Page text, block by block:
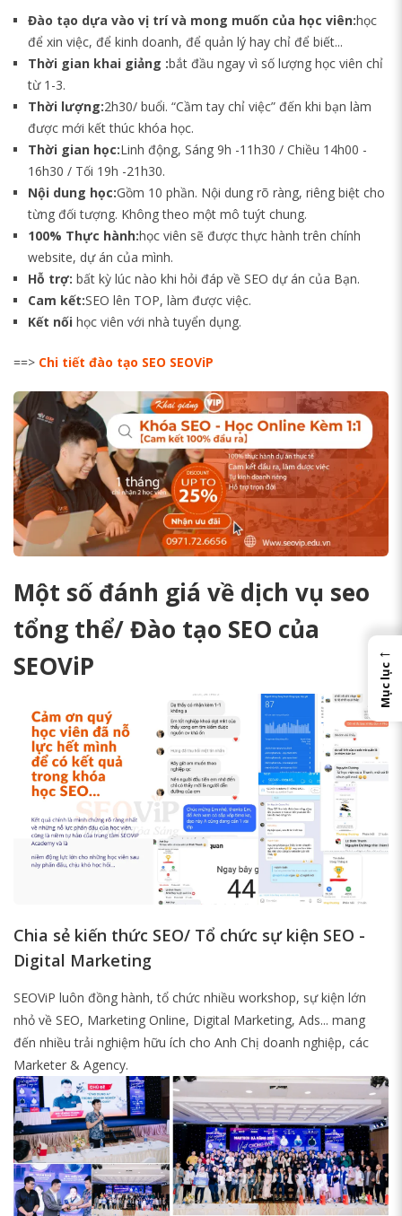
Đào tạo dựa vào vị trí và mong muốn của học viên:học
để xin việc, để kinh doanh, để quản lý hay chỉ để biết...
Thời gian khai giảng :bắt đầu ngay vì số lượng học viên chỉ
từ 1-3.
Thời lượng:2h30/ buổi. “Cầm tay chỉ việc” đến khi bạn làm
được mới kết thúc khóa học.
Thời gian học:Linh động, Sáng 9h -11h30 / Chiều 14h00 -
16h30 / Tối 19h -21h30.
Nội dung học:Gồm 10 phần. Nội dung rõ ràng, riêng biệt cho
từng đối tượng. Không theo một mô tuýt chung.
100% Thực hành:học viên sẽ được thực hành trên chính
website, dự án của mình.
Hỗ trợ: bất kỳ lúc nào khi hỏi đáp về SEO dự án của Bạn.
Cam kết:SEO lên TOP, làm được việc.
Kết nối học viên với nhà tuyển dụng.
==> Chi tiết đào tạo SEO SEOViP
Một số đánh giá về dịch vụ seo
tổng thể/ Đào tạo SEO của
SEOViP
Chia sẻ kiến thức SEO/ Tổ chức sự kiện SEO -
Digital Marketing
SEOViP luôn đồng hành, tổ chức nhiều workshop, sự kiện lớn
nhỏ về SEO, Marketing Online, Digital Marketing, Ads... mang
đến nhiều trải nghiệm hữu ích cho Anh Chị doanh nghiệp, các
Marketer & Agency.
←
Mục lục